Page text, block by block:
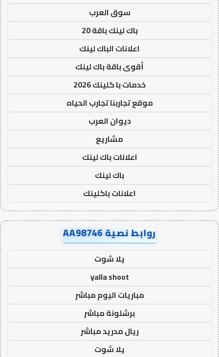
سوق العرب
باك لينك باقة 20
اعلانات الباك لينك
أقوى باقة باك لينك
خدمات با كلينك 2026
موقع تجاربنا تجارب الحياه
ديوان العرب
مشاريع
اعلانات باك لينك
باك لينك
اعلانات باكلينك
روابط نصية AA98746
يلا شوت
yalla shoot
مباريات اليوم مباشر
برشلونة مباشر
ريال مدريد مباشر
يلا شوت